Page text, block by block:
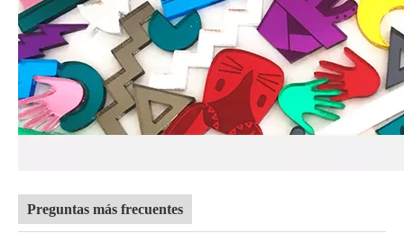
Preguntas más frecuentes